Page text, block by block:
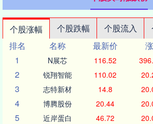
个股涨幅 个股跌幅 个股流入
排名
名称 最新价
1
N展芯 116.52
2 锐翔智能 110.02
3 志特新材 14.8
4 博腾股份 20.44
5 近岸蛋白 46.72